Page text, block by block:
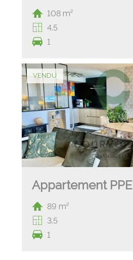
108 m²
4.5
1
VENDU
Appartement PPE
89 m²
3.5
1